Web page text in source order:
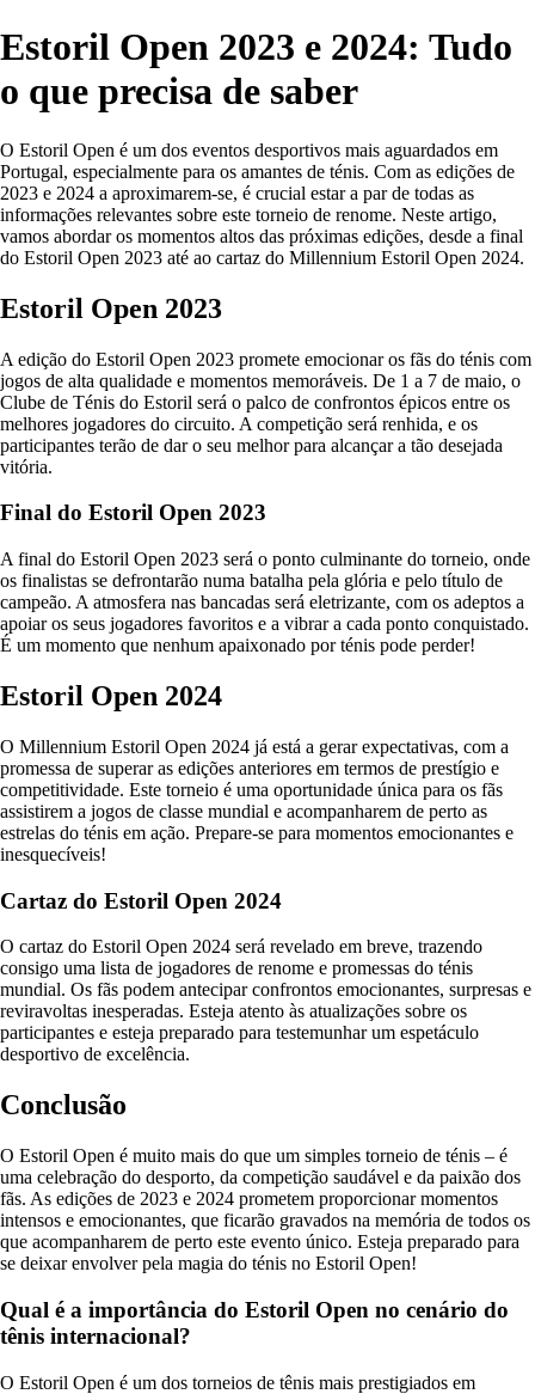
Estoril Open 2023 e 2024: Tudo
o que precisa de saber
O Estoril Open é um dos eventos desportivos mais aguardados em
Portugal, especialmente para os amantes de ténis. Com as edições de
2023 e 2024 a aproximarem-se, é crucial estar a par de todas as
informações relevantes sobre este torneio de renome. Neste artigo,
vamos abordar os momentos altos das próximas edições, desde a final
do Estoril Open 2023 até ao cartaz do Millennium Estoril Open 2024.
Estoril Open 2023
A edição do Estoril Open 2023 promete emocionar os fãs do ténis com
jogos de alta qualidade e momentos memoráveis. De 1 a 7 de maio, o
Clube de Ténis do Estoril será o palco de confrontos épicos entre os
melhores jogadores do circuito. A competição será renhida, e os
participantes terão de dar o seu melhor para alcançar a tão desejada
vitória.
Final do Estoril Open 2023
A final do Estoril Open 2023 será o ponto culminante do torneio, onde
os finalistas se defrontarão numa batalha pela glória e pelo título de
campeão. A atmosfera nas bancadas será eletrizante, com os adeptos a
apoiar os seus jogadores favoritos e a vibrar a cada ponto conquistado.
É um momento que nenhum apaixonado por ténis pode perder!
Estoril Open 2024
O Millennium Estoril Open 2024 já está a gerar expectativas, com a
promessa de superar as edições anteriores em termos de prestígio e
competitividade. Este torneio é uma oportunidade única para os fãs
assistirem a jogos de classe mundial e acompanharem de perto as
estrelas do ténis em ação. Prepare-se para momentos emocionantes e
inesquecíveis!
Cartaz do Estoril Open 2024
O cartaz do Estoril Open 2024 será revelado em breve, trazendo
consigo uma lista de jogadores de renome e promessas do ténis
mundial. Os fãs podem antecipar confrontos emocionantes, surpresas e
reviravoltas inesperadas. Esteja atento às atualizações sobre os
participantes e esteja preparado para testemunhar um espetáculo
desportivo de excelência.
Conclusão
O Estoril Open é muito mais do que um simples torneio de ténis – é
uma celebração do desporto, da competição saudável e da paixão dos
fãs. As edições de 2023 e 2024 prometem proporcionar momentos
intensos e emocionantes, que ficarão gravados na memória de todos os
que acompanharem de perto este evento único. Esteja preparado para
se deixar envolver pela magia do ténis no Estoril Open!
Qual é a importância do Estoril Open no cenário do
tênis internacional?
O Estoril Open é um dos torneios de tênis mais prestigiados em